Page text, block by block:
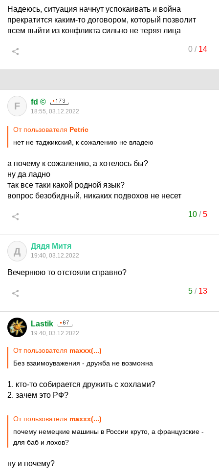
Надеюсь, ситуация начнут успокаивать и война
прекратится каким-то договором, который позволит
всем выйти из конфликта сильно не теряя лица
0 / 14
F fd ©
18:55, 03.12.2022
От пользователя Petric
нет не таджикский, к сожалению не владею
а почему к сожалению, а хотелось бы?
ну да ладно
так все таки какой родной язык?
вопрос безобидный, никаких подвохов не несет
10 /5
Д Дядя Митя
19:40, 03.12.2022
Вечернюю то отстояли справно?
5 / 13
Lastik
19:40, 03.12.2022
От пользователя maxxx(...)
Без взаимоуважения - дружба не возможна
1. кто-то собирается дружить с хохлами?
2. зачем это РФ?
От пользователя maxxx(...)
почему немецкие машины в России круто, а французские -
для баб и лохов?
ну и почему?